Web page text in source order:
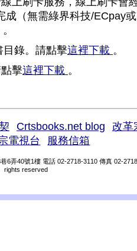
成（無需綠界科技/ECpay或
目錄。請點擊這裡下載 。
擊這裡下載 。
Crtsbooks.net blog
改革
電視台 服務信箱
6弄40號1樓 電話 02-2718-3110 傳真 02-
rights reserved